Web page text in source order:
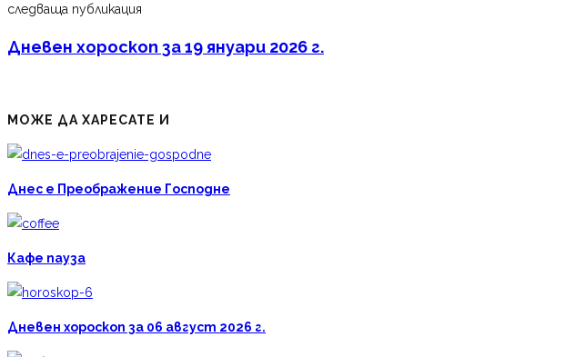
следваща публикация
Дневен хороскоп за 19 януари 2026 г.
МОЖЕ ДА ХАРЕСАТЕ И
Днес е Преображение Господне
Кафе пауза
Дневен хороскоп за 06 август 2026 г.